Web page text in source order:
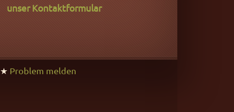
unser Kontaktformular
★ Problem melden